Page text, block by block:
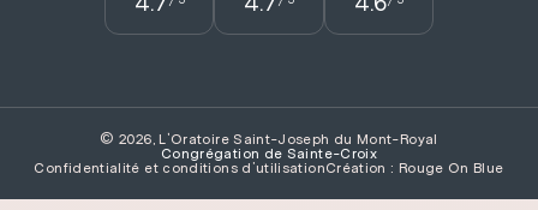
© 2026, L'Oratoire Saint-Joseph du Mont-Royal
Congrégation de Sainte­-Croix
Confidentialité et conditions d’utilisationCréation : Rouge On Blue